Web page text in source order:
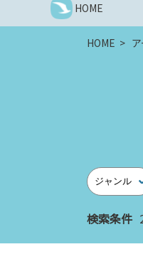
へ
HOME
HOME
ジャンル
検索条件